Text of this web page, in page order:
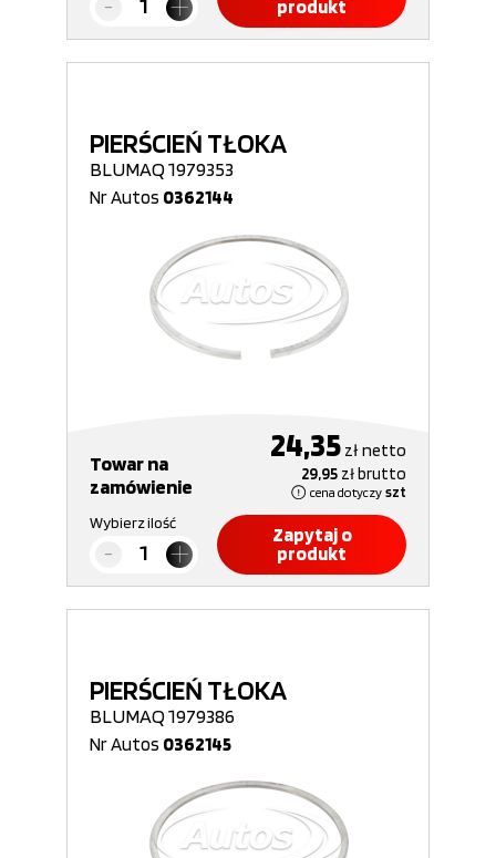
produkt
PIERŚCIEŃ TŁOKA
BLUMAQ 1979353
Nr Autos 0362144
Towar na
zamówienie
24,35 złnetto
29,95 złbrutto
cena dotyczy szt
Wybierz ilość
Zapytaj o
produkt
PIERŚCIEŃ TŁOKA
BLUMAQ 1979386
Nr Autos 0362145